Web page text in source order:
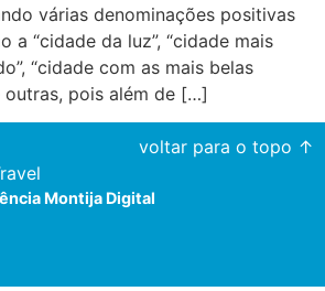
várias denominações positivas
a “cidade da luz”, “cidade mais
“cidade com as mais belas
outras, pois além de […]
voltar para o topo ↑
Montija Digital